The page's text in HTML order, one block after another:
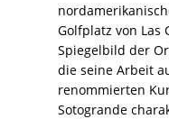
Golfplatz von Las
Spiegelbild der
die seine Arbeit
renommierten
Sotogrande